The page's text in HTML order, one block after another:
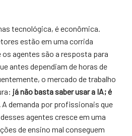
tecnológica, é econômica.
estão em uma corrida
agentes são a resposta para
antes dependiam de horas de
o mercado de trabalho
já não basta saber usar a IA; é
A demanda por profissionais que
agentes cresce em uma
de ensino mal conseguem